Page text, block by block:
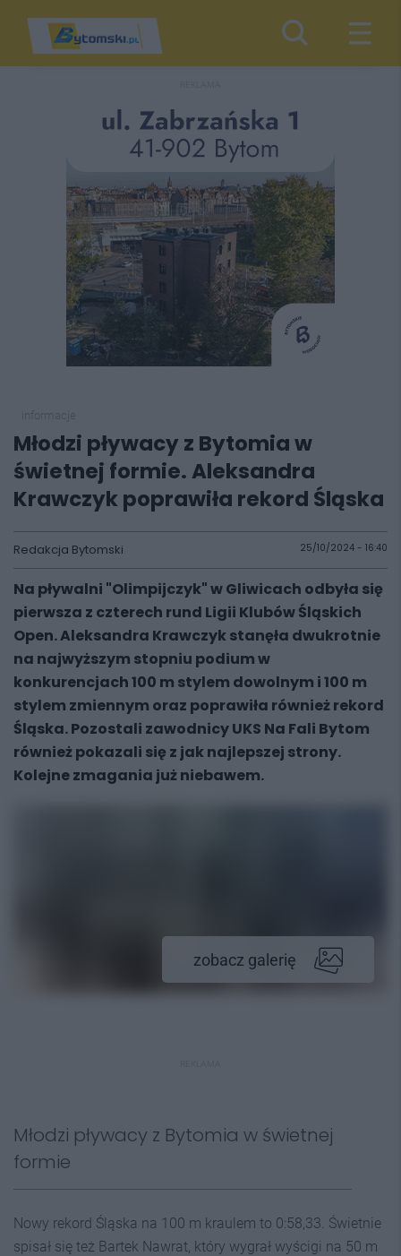
Młodzi pływacy z Bytomia w
świetnej formie. Aleksandra
Krawczyk poprawiła rekord Śląska
Redakcja Bytomski 25/10/2024 - 16:40
Na pływalni "Olimpijczyk" w Gliwicach odbyła się
pierwsza z czterech rund Ligii Klubów Śląskich
Open. Aleksandra Krawczyk stanęła dwukrotnie
na najwyższym stopniu podium w
konkurencjach 100 m stylem dowolnym i 100 m
stylem zmiennym oraz poprawiła również rekord
Śląska. Pozostali zawodnicy UKS Na Fali Bytom
również pokazali się z jak najlepszej strony.
Kolejne zmagania już niebawem.
zobacz galerię
Młodzi pływacy z Bytomia w świetnej
formie
Nowy rekord Śląska na 100 m kraulem to 0:58,33. Świetnie
spisał się też Bartek Nawrat, który wygrał wyścigi na 50 m